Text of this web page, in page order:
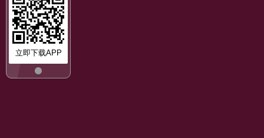
立即下载APP